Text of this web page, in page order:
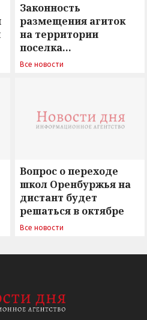
Законность
размещения агиток
на территории
поселка
Новосергиевка
Все новости
Вопрос о переходе
школ Оренбуржья на
дистант будет
решаться в октябре
Все новости